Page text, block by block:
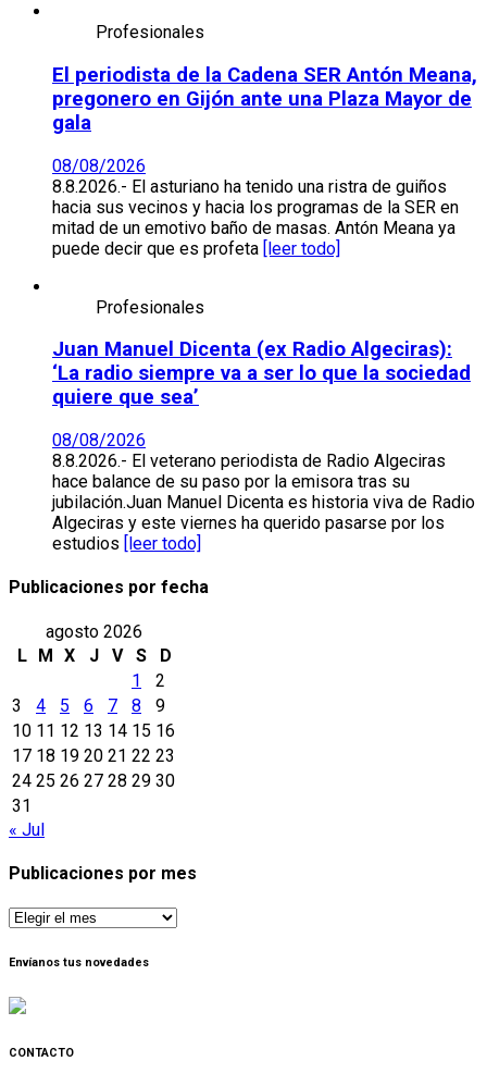
Profesionales
El periodista de la Cadena SER Antón Meana,
pregonero en Gijón ante una Plaza Mayor de
gala
08/08/2026
8.8.2026.- El asturiano ha tenido una ristra de guiños
hacia sus vecinos y hacia los programas de la SER en
mitad de un emotivo baño de masas. Antón Meana ya
puede decir que es profeta [leer todo]
Profesionales
Juan Manuel Dicenta (ex Radio Algeciras):
‘La radio siempre va a ser lo que la sociedad
quiere que sea’
08/08/2026
8.8.2026.- El veterano periodista de Radio Algeciras
hace balance de su paso por la emisora tras su
jubilación.Juan Manuel Dicenta es historia viva de Radio
Algeciras y este viernes ha querido pasarse por los
estudios [leer todo]
Publicaciones por fecha
agosto 2026
L
M X J V S
D
1
2
3
4 5 6 7 8
9
10 11 12 13 14 15 16
17 18 19 20 21 22 23
24 25 26 27 28 29 30
31
« Jul
Publicaciones por mes
Publicaciones
mes
Envíanos tus novedades
CONTACTO